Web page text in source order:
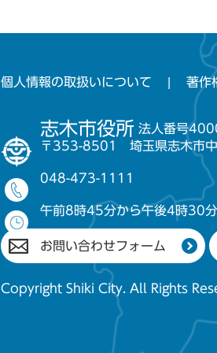
個人情報の取扱いについて 著作
志木市役所 法人番号
〒353-8501 埼玉県志木市
048-473-1111
午前8時45分から午後4時30
お問い合わせフォーム
Copyright Shiki City. All Rights